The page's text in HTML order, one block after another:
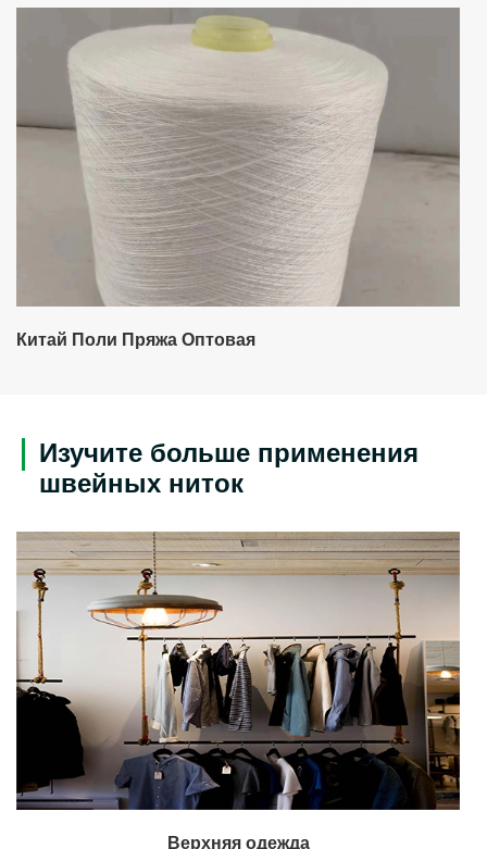
Китай Поли Пряжа Оптовая
Изучите больше применения
швейных ниток
Верхняя одежда